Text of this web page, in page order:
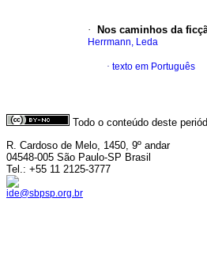
· Nos caminhos da
Herrmann, Leda
· texto em Português
Todo o conteúdo deste
R. Cardoso de Melo, 1450, 9º andar
04548-005 São Paulo-SP Brasil
Tel.: +55 11 2125-3777
ide@sbpsp.org.br